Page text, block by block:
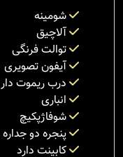
شومینه
آلاچیق
توالت فرنگی
آیفون تصویری
درب ریموت دار
انباری
شوفاژپکیچ
پنجره دو جداره
کابینت دارد